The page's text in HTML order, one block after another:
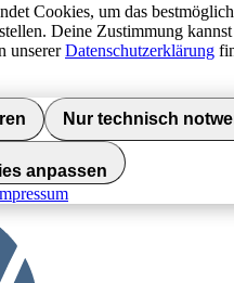
Cookies, um das
Deine Zustimmung
unsererDatenschutzerklärung
Nur technisch
anpassen